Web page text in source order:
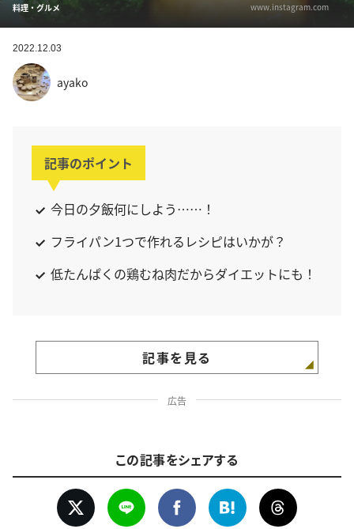
料理・グルメ www.instagram.com
2022.12.03
ayako
記事のポイント
今日の夕飯何にしよう……！
フライパン1つで作れるレシピはいかが？
低たんぱくの鶏むね肉だからダイエットにも！
記事を見る
広告
この記事をシェアする